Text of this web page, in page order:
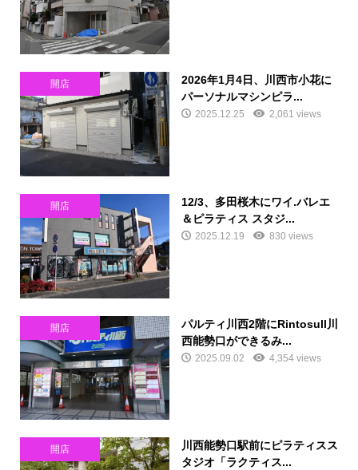
開店
2026年1月4日、川西市小花に
パーソナルマシンピラ...
2025.12.25 2,061 views
開店
12/3、多田桜木にワイ.バレエ
＆ピラティス スタジ...
2025.12.19 830 views
開店
パルティ川西2階にRintosull川
西能勢口ができるみ...
2025.09.02 4,354 views
開店
川西能勢口駅前にピラティスス
タジオ「ラクティス...